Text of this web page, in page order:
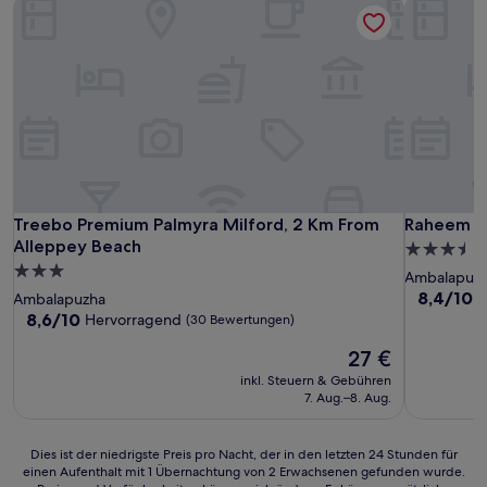
Treebo Premium Palmyra Milford, 2 Km From
Alleppey Beach
Treebo Premium Palmyra Milford, 2 Km From Alleppey
3.0-
Sterne-
Unterkunft
Ambalapuzha
8.6
8,6/10 Hervorragend (30 Bewertungen)
Der
Preis
beträgt
27 €
inkl. Steuern & Gebühren
7. Aug.–8. Aug.
Raheem
Raheem
3.5-
Sterne-
8.4
8,4/10
Dies
ist
Dies ist der niedrigste Preis pro Nacht, der in den letzten 24 Stunden für
einen Aufenthalt mit 1 Übernachtung von 2 Erwachsenen gefunden wurde.